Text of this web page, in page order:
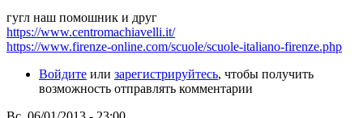
гугл наш помошник и друг
https://www.centromachiavelli.it/
https://www.firenze-online.com/scuole/scuole-italiano-firenze.php
Войдите или зарегистрируйтесь, чтобы получить
возможность отправлять комментарии